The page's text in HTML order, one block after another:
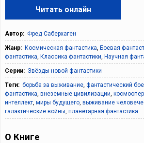
Читать онлайн
Автор: Фред Саберхаген
Жанр: Космическая фантастика, Боевая
фантастика, Классика фантастики, Научная
Серии: Звёзды новой фантастики
Теги: борьба за выживание, фантастический
фантастика, внеземные цивилизации,
интеллект, миры будущего, выживание
галактические войны, планетарная фантастика
О Книге